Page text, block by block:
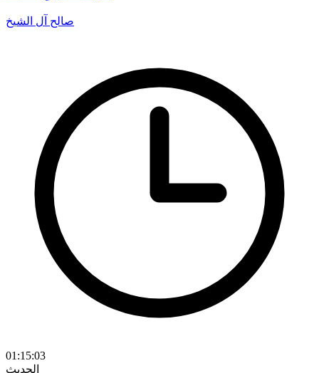
صالح آل الشيخ
01:15:03
الحديث